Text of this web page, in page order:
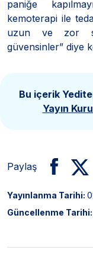
paniğe
kemoterapi ile
uzun ve zor
güvensinler” diye
Bu içerik
Yayın
Paylaş
Yayınlanma Tarihi:
Güncellenme Tarihi: